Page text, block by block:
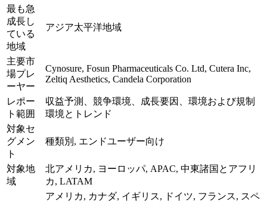
最も急
成長し
ている
地域
アジア太平洋地域
主要市
場プレ
ーヤー
Cynosure, Fosun Pharmaceuticals Co. Ltd, Cutera Inc,
Zeltiq Aesthetics, Candela Corporation
レポー
ト範囲
収益予測、競争環境、成長要因、環境および規制
環境とトレンド
対象セ
グメン
ト
種類別, エンドユーザー向け
対象地
域
北アメリカ, ヨーロッパ, APAC, 中東諸国とアフリ
カ, LATAM
アメリカ, カナダ, イギリス, ドイツ, フランス, スペ